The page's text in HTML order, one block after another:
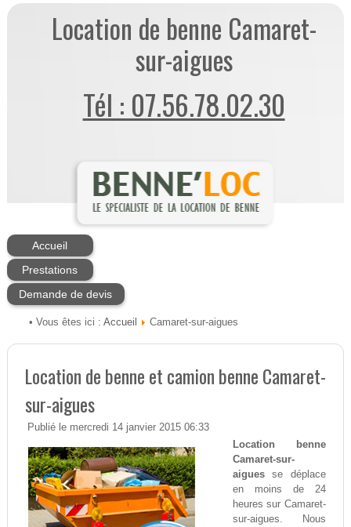
Location de benne Camaret-
sur-aigues
Tél : 07.56.78.02.30
Accueil
Prestations
Demande de devis
• Vous êtes ici : Accueil Camaret-sur-aigues
Location de benne et camion benne Camaret-
sur-aigues
Publié le mercredi 14 janvier 2015 06:33
Location benne
Camaret-sur-
aiguesse déplace
en moins de 24
heures sur Camaret-
sur-aigues. Nous